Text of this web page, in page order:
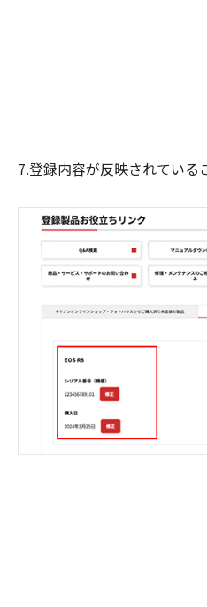
7.登録内容が反映されている